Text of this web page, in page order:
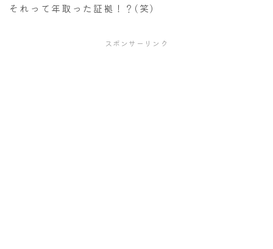
それって年取った証拠！？(笑)
スポンサーリンク